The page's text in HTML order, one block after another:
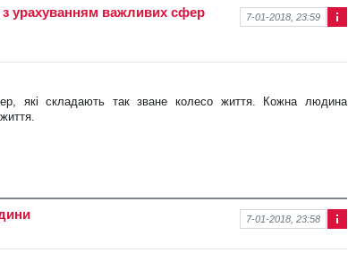
ма
нов
7-01-2018, 23:59
урахуванням важливих сфер
які складають так зване колесо життя. Кожна людина
ор
7-01-2018, 23:58